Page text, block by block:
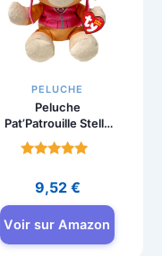
PELUCHE
Peluche
Pat’Patrouille Stella
15cm à
Collectionner
4.6
sur 5
9,52 €
Voir sur Amazon